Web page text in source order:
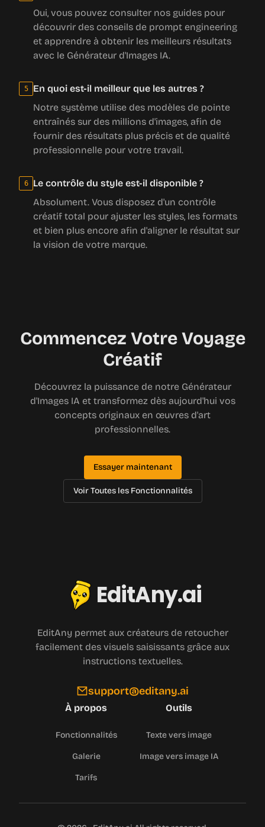
Oui, vous pouvez consulter nos guides pour
découvrir des conseils de prompt engineering
et apprendre à obtenir les meilleurs résultats
avec le Générateur d'Images IA.
5
En quoi est-il meilleur que les autres ?
Notre système utilise des modèles de pointe
entraînés sur des millions d'images, afin de
fournir des résultats plus précis et de qualité
professionnelle pour votre travail.
6
Le contrôle du style est-il disponible ?
Absolument. Vous disposez d'un contrôle
créatif total pour ajuster les styles, les formats
et bien plus encore afin d'aligner le résultat sur
la vision de votre marque.
Commencez Votre Voyage
Créatif
Découvrez la puissance de notre Générateur
d'Images IA et transformez dès aujourd'hui vos
concepts originaux en œuvres d'art
professionnelles.
Essayer maintenant
Voir Toutes les Fonctionnalités
EditAny.ai
EditAny permet aux créateurs de retoucher
facilement des visuels saisissants grâce aux
instructions textuelles.
support@editany.ai
À propos
Fonctionnalités
Galerie
Tarifs
Outils
Texte vers image
Image vers image IA